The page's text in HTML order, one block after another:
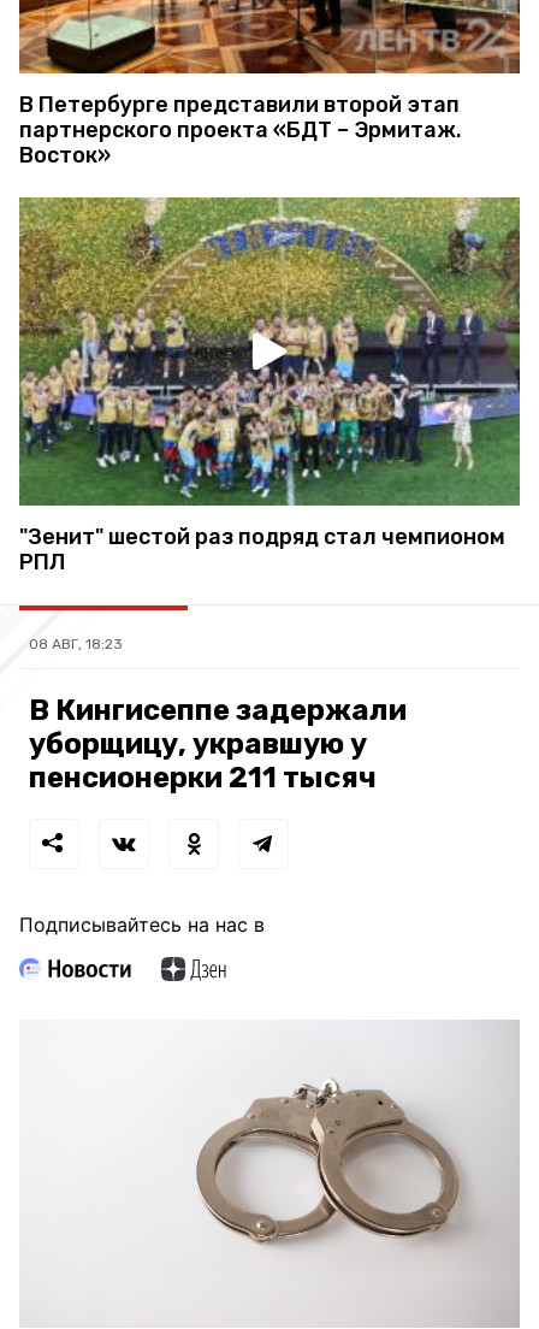
В Петербурге представили второй этап
партнерского проекта «БДТ – Эрмитаж.
Восток»
"Зенит" шестой раз подряд стал чемпионом
РПЛ
08 АВГ, 18:23
В Кингисеппе задержали
уборщицу, укравшую у
пенсионерки 211 тысяч
Подписывайтесь на нас в